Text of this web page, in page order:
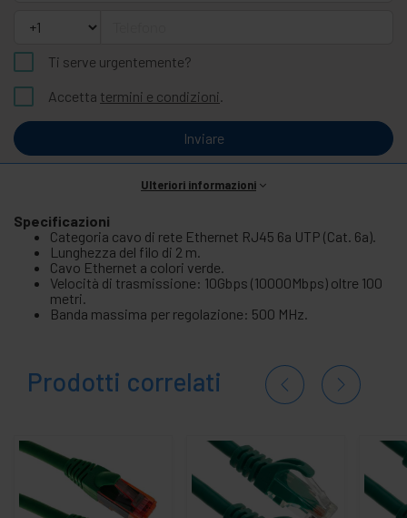
Ti serve urgentemente?
Accetta termini e condizioni.
Inviare
Ulteriori informazioni
Specificazioni
Categoria cavo di rete Ethernet RJ45 6a UTP (Cat. 6a).
Lunghezza del filo di 2 m.
Cavo Ethernet a colori verde.
Velocità di trasmissione: 10Gbps (10000Mbps) oltre 100
metri.
Banda massima per regolazione: 500 MHz.
Prodotti correlati